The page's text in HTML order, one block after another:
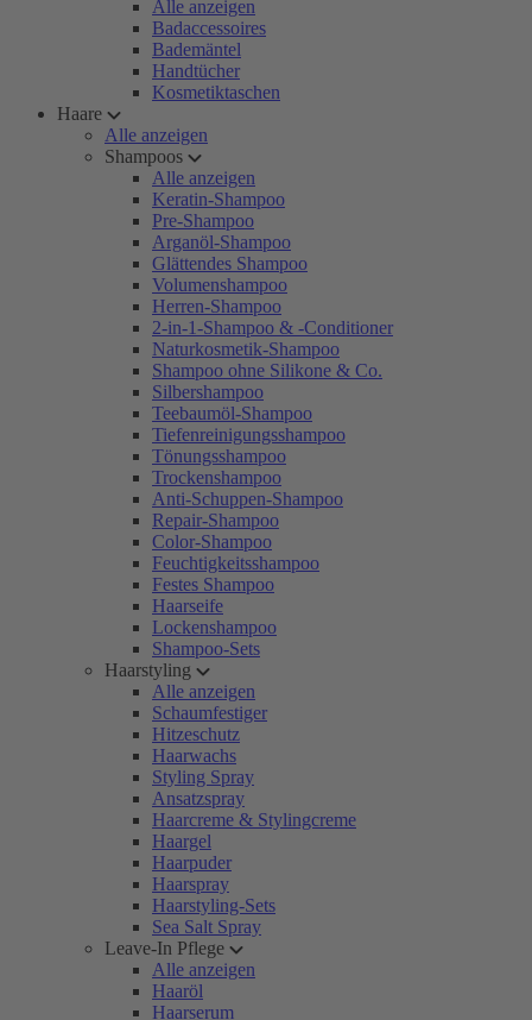
Alle anzeigen
Badaccessoires
Bademäntel
Handtücher
Kosmetiktaschen
Haare
Alle anzeigen
Shampoos
Alle anzeigen
Keratin-Shampoo
Pre-Shampoo
Arganöl-Shampoo
Glättendes Shampoo
Volumenshampoo
Herren-Shampoo
2-in-1-Shampoo & -Conditioner
Naturkosmetik-Shampoo
Shampoo ohne Silikone & Co.
Silbershampoo
Teebaumöl-Shampoo
Tiefenreinigungsshampoo
Tönungsshampoo
Trockenshampoo
Anti-Schuppen-Shampoo
Repair-Shampoo
Color-Shampoo
Feuchtigkeitsshampoo
Festes Shampoo
Haarseife
Lockenshampoo
Shampoo-Sets
Haarstyling
Alle anzeigen
Schaumfestiger
Hitzeschutz
Haarwachs
Styling Spray
Ansatzspray
Haarcreme & Stylingcreme
Haargel
Haarpuder
Haarspray
Haarstyling-Sets
Sea Salt Spray
Leave-In Pflege
Alle anzeigen
Haaröl
Haarserum